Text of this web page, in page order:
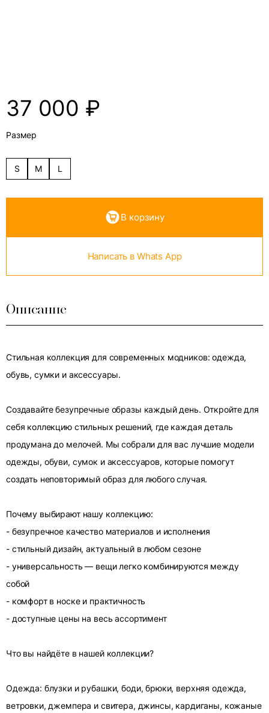
37 000 ₽
Размер
S M L
В корзину
Написать в Whats App
Описание
Стильная коллекция для современных модников: одежда,
обувь, сумки и аксессуары.
Создавайте безупречные образы каждый день. Откройте для
себя коллекцию стильных решений, где каждая деталь
продумана до мелочей. Мы собрали для вас лучшие модели
одежды, обуви, сумок и аксессуаров, которые помогут
создать неповторимый образ для любого случая.
Почему выбирают нашу коллекцию:
- безупречное качество материалов и исполнения
- стильный дизайн, актуальный в любом сезоне
- универсальность — вещи легко комбинируются между
собой
- комфорт в носке и практичность
- доступные цены на весь ассортимент
Что вы найдёте в нашей коллекции?
Одежда: блузки и рубашки, боди, брюки, верхняя одежда,
ветровки, джемпера и свитера, джинсы, кардиганы, кожаные